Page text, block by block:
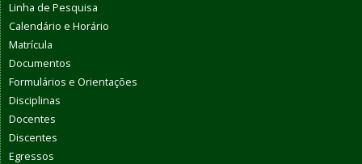
Linha de Pesquisa
Calendário e Horário
Matrícula
Documentos
Formulários e Orientações
Disciplinas
Docentes
Discentes
Egressos